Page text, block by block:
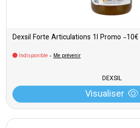
Dexsil Forte Articulations 1l Promo -10€
Indisponible - Me prévenir
DEXSIL
Visualiser